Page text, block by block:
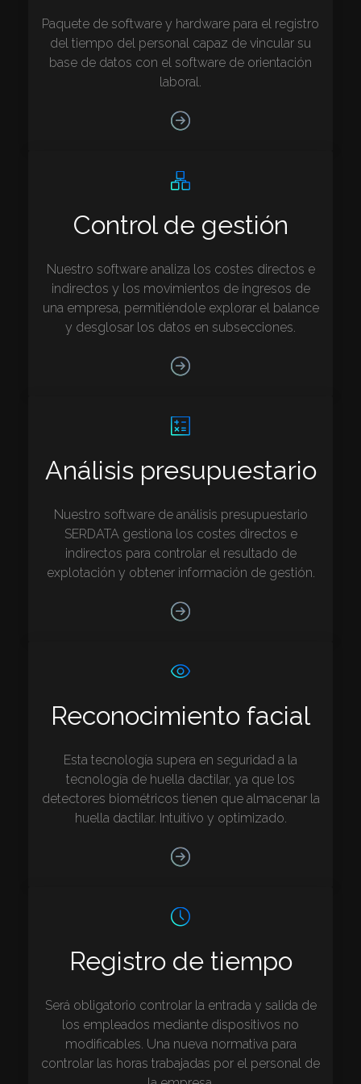
Paquete de software y hardware para el registro
del tiempo del personal capaz de vincular su
base de datos con el software de orientación
laboral.
Control de gestión
Nuestro software analiza los costes directos e
indirectos y los movimientos de ingresos de
una empresa, permitiéndole explorar el balance
y desglosar los datos en subsecciones.
Análisis presupuestario
Nuestro software de análisis presupuestario
SERDATA gestiona los costes directos e
indirectos para controlar el resultado de
explotación y obtener información de gestión.
Reconocimiento facial
Esta tecnología supera en seguridad a la
tecnología de huella dactilar, ya que los
detectores biométricos tienen que almacenar la
huella dactilar. Intuitivo y optimizado.
Registro de tiempo
Será obligatorio controlar la entrada y salida de
los empleados mediante dispositivos no
modificables. Una nueva normativa para
controlar las horas trabajadas por el personal de